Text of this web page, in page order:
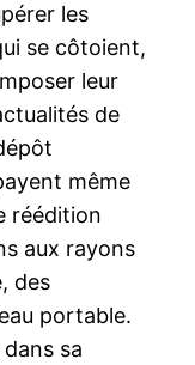
les
se côtoient,
leur
de
même
réédition
aux rayons
des
portable.
sa